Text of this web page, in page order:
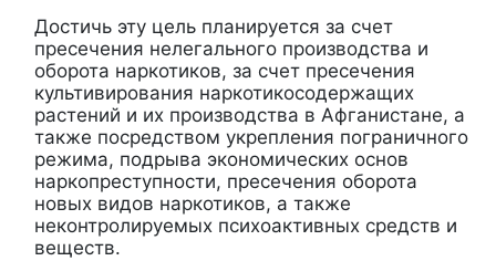
Достичь эту цель планируется за счет
пресечения нелегального производства и
оборота наркотиков, за счет пресечения
культивирования наркотикосодержащих
растений и их производства в Афганистане, а
также посредством укрепления пограничного
режима, подрыва экономических основ
наркопреступности, пресечения оборота
новых видов наркотиков, а также
неконтролируемых психоактивных средств и
веществ.